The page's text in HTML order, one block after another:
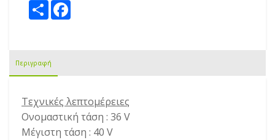
Share
Περιγραφή
Τεχνικές λεπτομέρειες
Ονομαστική τάση : 36 V
Μέγιστη τάση : 40 V